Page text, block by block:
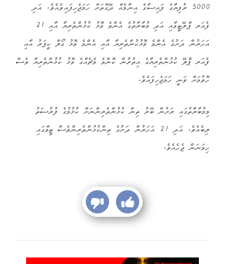
5000 ރުފިޔާގެ ފައިސާގެ އިނާމެއް ދޭގޮތަށް ހަމަޖެހިފައިވެއެވެ. އަދި
ފެއަރ ޕްލޭޓީމާއި އަދި މުބާރާތުގެ އެންމެ މޮޅު ކުޅުންތެރިޔާ އާއި 21
އަހަރުން ދަށުގެ އެންމެ މޮޅުކުންތެރިޔާ އާއި އެންމެ މޮޅު ގޯލް ކީޕަރު އާއި
ފެއަރ ޕްލޭ ކުޅުންތެރިޔާގެ އިތުރުން ކޮންމެ މެޗެއްގެ މޮޅު ކުޅުންތެރިޔާ ވެސް
ހޮވުމަށް ވަނީ ހަމަޖެހިފައެވެ.
މިމުބާރާތުގައި ރަށުން ބޭރު ތިން ކުޅުންތެރިންނަށް ކުޅުމުގެ ފުރުސަތު
ލިބެއެވެ. އަދި 21 އަހަރުން ދަށުގެ ތިންކުޅުންތެރިންވެސް ޓީމްގައި
ހިމަނަން ޖެހެއެވެ.